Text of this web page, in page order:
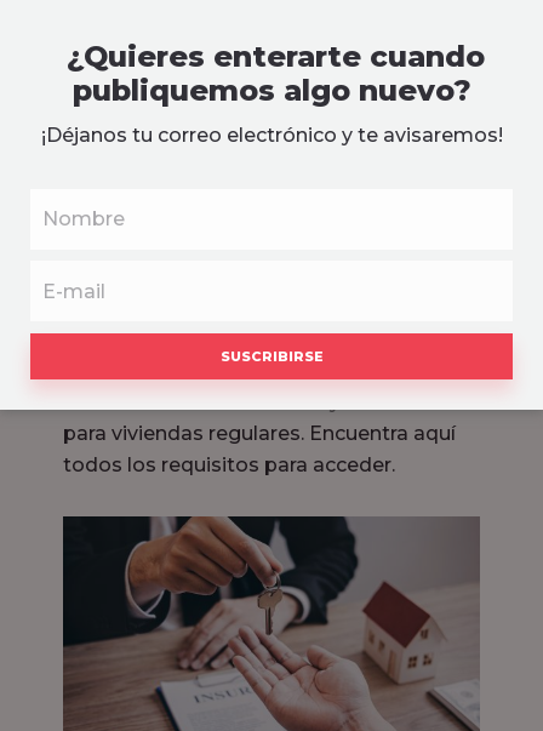
subsidio del Gobierno para
para viviendas regulares. Encuentra aquí
todos los requisitos para acceder.
¿Quieres enterarte cuando
publiquemos algo nuevo?
¡Déjanos tu correo electrónico y te avisaremos!